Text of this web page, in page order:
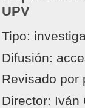
UPV
Tipo:
Difusión:
Revisado por
Director: Iván